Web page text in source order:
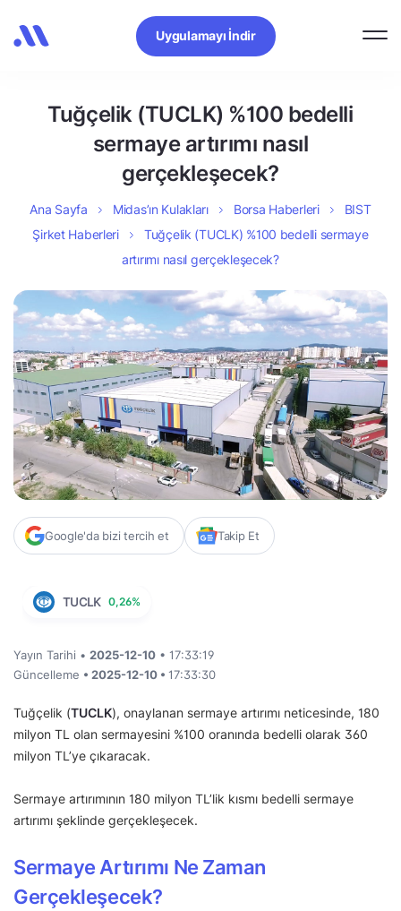
Uygulamayı İndir
Tuğçelik (TUCLK) %100 bedelli
sermaye artırımı nasıl
gerçekleşecek?
Ana Sayfa Midas’ın Kulakları Borsa Haberleri
BIST
Şirket Haberleri
Tuğçelik (TUCLK) %100 bedelli sermaye
artırımı nasıl gerçekleşecek?
Google'da bizi tercih et Takip Et
TUCLK 0,26%
Yayın Tarihi • 2025-12-10 • 17:33:19
Güncelleme • 2025-12-10 • 17:33:30
Tuğçelik (TUCLK), onaylanan sermaye artırımı neticesinde, 180
milyon TL olan sermayesini %100 oranında bedelli olarak 360
milyon TL’ye çıkaracak.
Sermaye artırımının 180 milyon TL’lik kısmı bedelli sermaye
artırımı şeklinde gerçekleşecek.
Sermaye Artırımı Ne Zaman
Gerçekleşecek?